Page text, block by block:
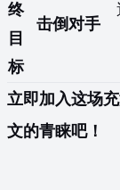
终
目
标
击倒对手
立即加入这场
文的青睐吧！